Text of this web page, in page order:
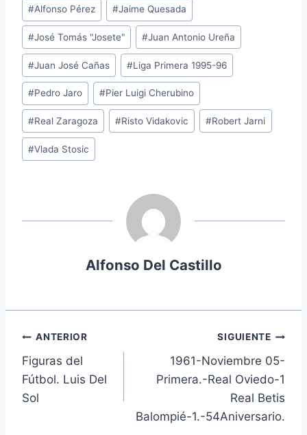
la
entrada:
#Alfonso Pérez #Jaime Quesada
#José Tomás "Josete" #Juan Antonio Ureña
#Juan José Cañas #Liga Primera 1995-96
#Pedro Jaro #Pier Luigi Cherubino
#Real Zaragoza #Risto Vidakovic #Robert Jarni
#Vlada Stosic
Alfonso Del Castillo
Navegación
de
entradas
ANTERIOR
Figuras del
Fútbol. Luis Del
Sol
SIGUIENTE
1961-Noviembre 05-
Primera.-Real Oviedo-1
Real Betis
Balompié-1.-54Aniversario.